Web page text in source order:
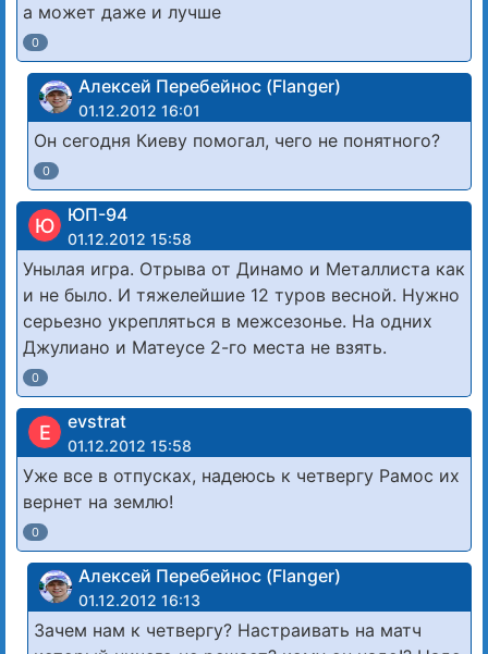
а может даже и лучше
0
Алексей Перебейнос (Flanger)
01.12.2012 16:01
Он сегодня Киеву помогал, чего не понятного?
0
Ю ЮП-94
01.12.2012 15:58
Унылая игра. Отрыва от Динамо и Металлиста как
и не было. И тяжелейшие 12 туров весной. Нужно
серьезно укрепляться в межсезонье. На одних
Джулиано и Матеусе 2-го места не взять.
0
E evstrat
01.12.2012 15:58
Уже все в отпусках, надеюсь к четвергу Рамос их
вернет на землю!
0
Алексей Перебейнос (Flanger)
01.12.2012 16:13
Зачем нам к четвергу? Настраивать на матч